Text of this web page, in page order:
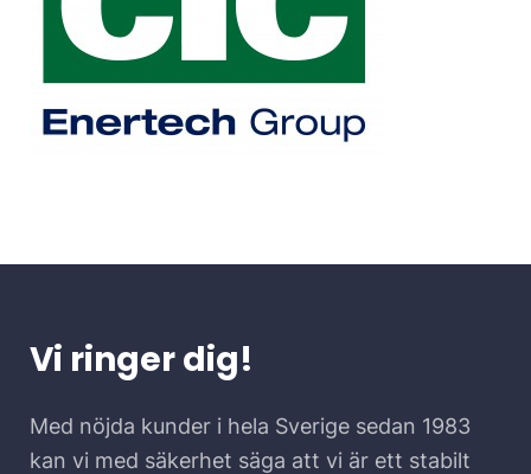
Vi ringer dig!
Med nöjda kunder i hela Sverige sedan 1983
kan vi med säkerhet säga att vi är ett stabilt